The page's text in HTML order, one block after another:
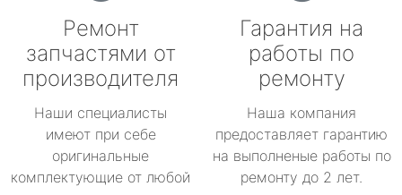
Ремонт
запчастями от
производителя
Наши специалисты
имеют при себе
оригинальные
комплектующие от любой
Гарантия на
работы по
ремонту
Наша компания
предоставляет гарантию
на выполненые работы по
ремонту до 2 лет.